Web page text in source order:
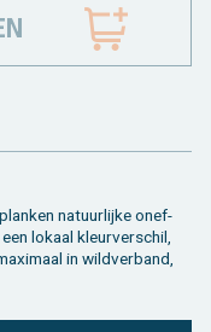
na­tuur­lij­ke on­ef­
lo­kaal kleur­ver­schil,
in wild­ver­band,